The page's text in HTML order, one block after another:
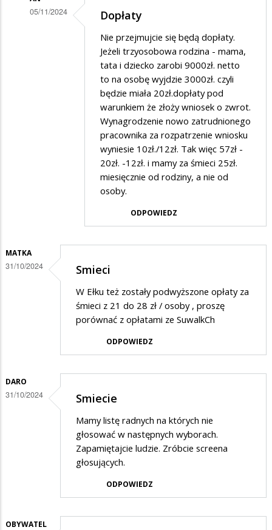
05/11/2024 Dopłaty
Nie przejmujcie się będą dopłaty.
Jeżeli trzyosobowa rodzina - mama,
tata i dziecko zarobi 9000zł. netto
to na osobę wyjdzie 3000zł. czyli
będzie miała 20zł.dopłaty pod
warunkiem że złoży wniosek o zwrot.
Wynagrodzenie nowo zatrudnionego
pracownika za rozpatrzenie wniosku
wyniesie 10zł./12zł. Tak więc 57zł -
20zł. -12zł. i mamy za śmieci 25zł.
miesięcznie od rodziny, a nie od
osoby.
ODPOWIEDZ
MATKA
31/10/2024 Smieci
W Ełku też zostały podwyższone opłaty za
śmieci z 21 do 28 zł / osoby , proszę
porównać z opłatami ze SuwalkCh
ODPOWIEDZ
DARO
31/10/2024 Smiecie
Mamy listę radnych na których nie
głosować w następnych wyborach.
Zapamiętajcie ludzie. Zróbcie screena
głosujących.
ODPOWIEDZ
OBYWATEL